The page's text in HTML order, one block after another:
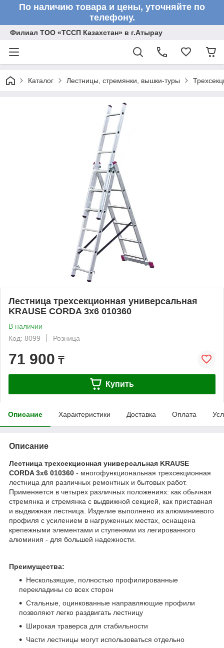
По наличию товара и цены, уточняйте по
телефону.
Филиал ТОО «ТССП Казахстан» в г.Атырау
Каталог Лестницы, стремянки, вышки-туры
Лестница трехсекционная универсальная
KRAUSE CORDA 3x6 010360
В наличии
Код: 8099
Розница
71 900 ₸
Купить
Описание Характеристики Доставка Оплата
Описание
Лестница трехсекционная универсальная KRAUSE
CORDA 3x6 010360 - многофункциональная трехсекционная
лестница для различных ремонтных и бытовых работ.
Применяется в четырех различных положениях: как обычная
стремянка и стремянка с выдвижной секцией, как приставная
и выдвижная лестница. Изделие выполнено из алюминиевого
профиля с усилением в нагруженных местах, оснащена
крепежными элементами и ступенями из легированного
алюминия - для большей надежности.
Преимущества:
Нескользящие, полностью профилированные
перекладины со всех сторон
Стальные, оцинкованные направляющие профили
позволяют легко раздвигать лестницу
Широкая траверса для стабильности
Части лестницы могут использоваться отдельно